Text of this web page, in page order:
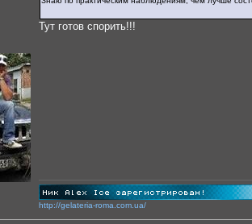
Тут готов спорить!!!
http://gelateria-roma.com.ua/